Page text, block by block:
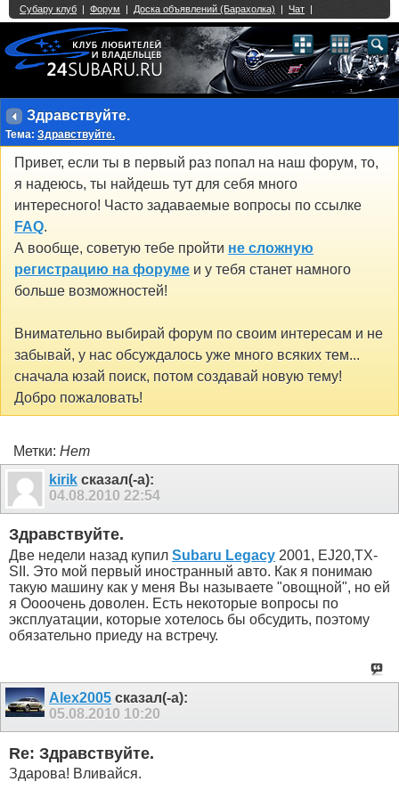
Здравствуйте.
Тема: Здравствуйте.
Привет, если ты в первый раз попал на наш форум, то,
я надеюсь, ты найдешь тут для себя много
интересного! Часто задаваемые вопросы по ссылке
FAQ.
А вообще, советую тебе пройти не сложную
регистрацию на форуме и у тебя станет намного
больше возможностей!
Внимательно выбирай форум по своим интересам и не
забывай, у нас обсуждалось уже много всяких тем...
сначала юзай поиск, потом создавай новую тему!
Добро пожаловать!
Метки: Нет
kirik сказал(-а):
04.08.2010 22:54
Здравствуйте.
Две недели назад купил Subaru Legacy 2001, EJ20,ТХ-
SII. Это мой первый иностранный авто. Как я понимаю
такую машину как у меня Вы называете "овощной", но ей
я Оооочень доволен. Есть некоторые вопросы по
эксплуатации, которые хотелось бы обсудить, поэтому
обязательно приеду на встречу.
Alex2005 сказал(-а):
05.08.2010 10:20
Re: Здравствуйте.
Здарова! Вливайся.
Single Sign On provided byvBSSO
2 3 4 5 6 7 8 9 10 11 12 13 14 15 16 17 18 21 22 23 24 25 26
27 28 29 30 31 32 33 34 35 36 37 38 39 40 41 42 43